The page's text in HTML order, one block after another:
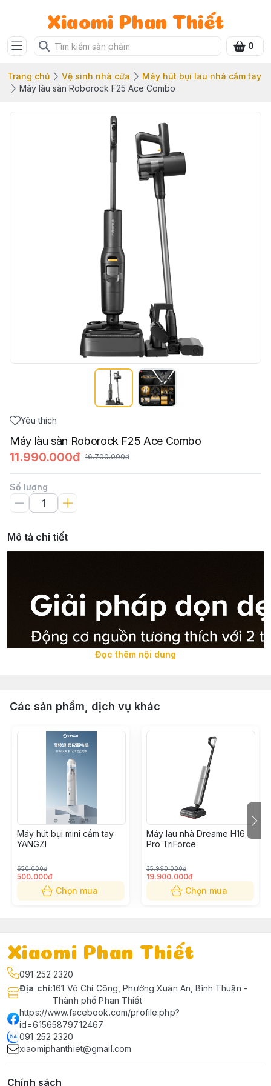
Xiaomi Phan Thiết
0
Trang chủ Vệ sinh nhà cửa
Máy hút bụi lau nhà cầm tay
Máy làu sàn Roborock F25 Ace Combo
Yêu thích
Máy làu sàn Roborock F25 Ace Combo
11.990.000đ 16.700.000đ
Số lượng
Mô tả chi tiết
Đọc thêm nội dung
Các sản phẩm, dịch vụ khác
Máy hút bụi mini cầm tay
YANGZI
650.000đ
500.000đ
Chọn mua
Máy lau nhà Dreame H16
Pro TriForce
35.990.000đ
19.900.000đ
Chọn mua
Xiaomi Phan Thiết
091 252 2320
Địa chỉ:161 Võ Chí Công, Phường Xuân An, Bình Thuận -
Thành phố Phan Thiết
https://www.facebook.com/profile.php?
id=61565879712467
091 252 2320
xiaomiphanthiet@gmail.com
Chính sách